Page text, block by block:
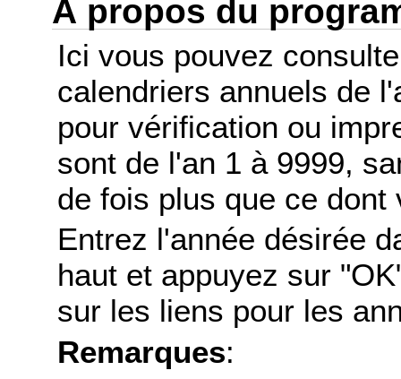
À propos du
Ici vous pouvez
calendriers annuels de
pour vérification ou
sont de l'an 1 à 9999,
de fois plus que ce dont
Entrez l'année désirée
haut et appuyez sur
sur les liens pour les
Remarques: